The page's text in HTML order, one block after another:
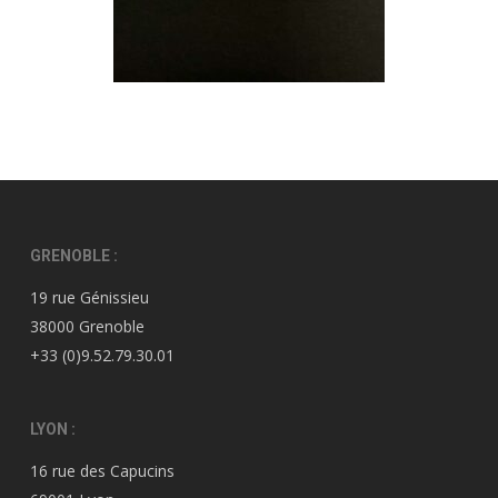
GRENOBLE :
19 rue Génissieu
38000 Grenoble
+33 (0)9.52.79.30.01
LYON :
16 rue des Capucins